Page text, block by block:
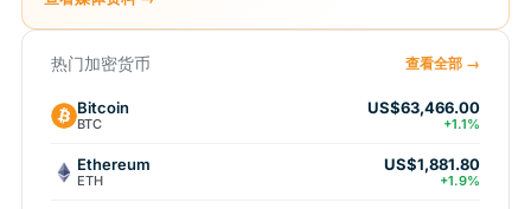
热门加密货币 查看全部 →
Bitcoin
BTC
US$63,466.00
+1.1%
Ethereum
ETH
US$1,881.80
+1.9%